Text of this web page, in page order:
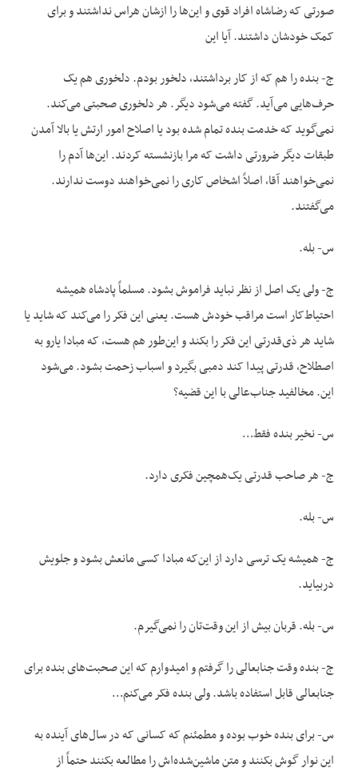
صورتی که رضاشاه افراد قوی و این‌ها را ازشان هراس نداشتند و برای
کمک خودشان داشتند. آیا این
ج- بنده را هم که از کار برداشتند، دلخور بودم. دلخوری هم یک
حرف‌هایی می‌آید. گفته می‌شود دیگر. هر دلخوری صحبتی می‌کند.
نمی‌گوید که خدمت بنده تمام شده بود یا اصلاح امور ارتش یا بالا آمدن
طبقات دیگر ضرورتی داشت که مرا بازنشسته کردند. این‌ها آدم را
نمی‌خواهند آقا، اصلاً اشخاص کاری را نمی‌خواهند دوست ندارند.
می‌گفتند.
س- بله.
ج- ولی یک اصل از نظر نباید فراموش بشود. مسلماً پادشاه همیشه
احتیاط‌‌کار است مراقب خودش هست. یعنی این فکر را می‌کند که شاید یا
شاید هر ذی‌قدرتی این فکر را بکند و این‌طور هم هست، که مبادا یارو به
اصطلاح، قدرتی پیدا کند دمبی بگیرد و اسباب زحمت بشود. می‌شود
این. مخالفید جناب‌عالی با این قضیه؟
س- نخیر بنده فقط…
ج- هر صاحب قدرتی یک‌همچین فکری دارد.
س- بله.
ج- همیشه یک ترسی دارد از این‌که مبادا کسی مانعش بشود و جلویش
دربیاید.
س- بله. قربان بیش از این وقت‌تان را نمی‌گیرم.
ج- بنده وقت جنابعالی را گرفتم و امیدوارم که این صحبت‌های بنده برای
جنابعالی قابل استفاده باشد. ولی بنده فکر می‌کنم…
س- برای بنده خوب بوده و مطمئنم که کسانی که در سال‌های آینده به
این نوار گوش بکنند و متن ماشین‌شده‌اش را مطالعه بکنند حتماً از